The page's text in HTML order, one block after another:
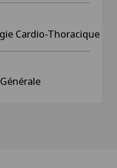
Cardio-Thoracique